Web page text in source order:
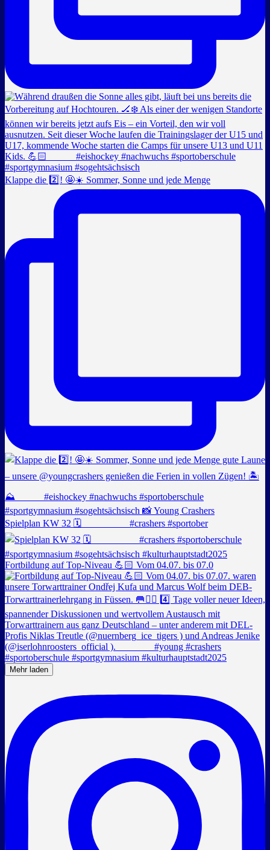
Klappe die 2️⃣! 🤩☀️ Sommer, Sonne und jede Menge
Spielplan KW 32 🗓️ _________ #crashers #sportober
Fortbildung auf Top-Niveau 💪🏻 Vom 04.07. bis 07.0
Mehr laden